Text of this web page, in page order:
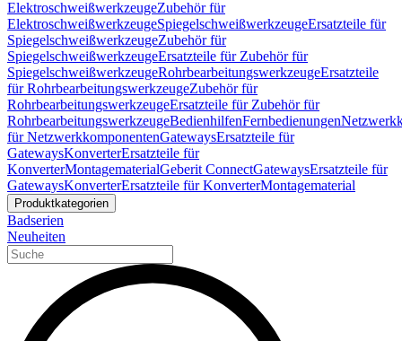
ElektroschweißwerkzeugeZubehör für
ElektroschweißwerkzeugeSpiegelschweißwerkzeugeErsatzteile für
SpiegelschweißwerkzeugeZubehör für
SpiegelschweißwerkzeugeErsatzteile für Zubehör für
SpiegelschweißwerkzeugeRohrbearbeitungswerkzeugeErsatzteile
für RohrbearbeitungswerkzeugeZubehör für
RohrbearbeitungswerkzeugeErsatzteile für Zubehör für
RohrbearbeitungswerkzeugeBedienhilfenFernbedienungen
für NetzwerkkomponentenGatewaysErsatzteile für
GatewaysKonverterErsatzteile für
KonverterMontagematerialGeberit ConnectGatewaysErsatzteile für
GatewaysKonverterErsatzteile für KonverterMontagematerial
Produktkategorien
Badserien
Neuheiten